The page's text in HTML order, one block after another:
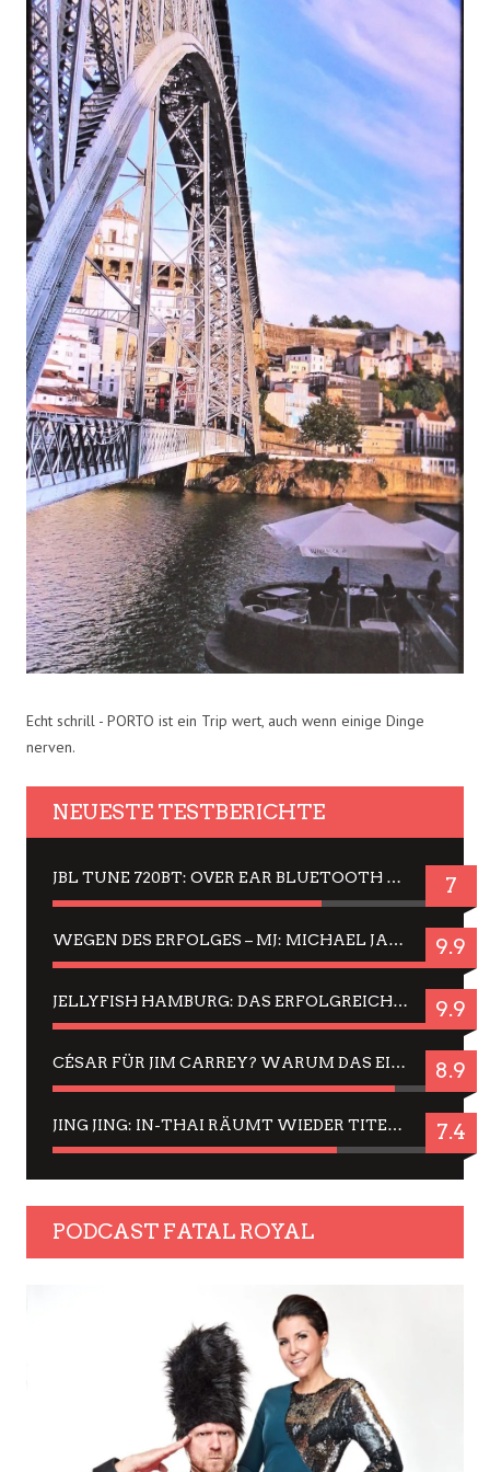
Echt schrill - PORTO ist ein Trip wert, auch wenn einige Dinge
nerven.
NEUESTE TESTBERICHTE
JBL TUNE 720BT: OVER EAR BLUETOOTH KOPFHÖRER UM DIE 50,-€ IM DAUER-TEST 7
WEGEN DES ERFOLGES – MJ: MICHAEL JACKSON MUSICAL IN EINER MATINEE SEHEN 9.9
JELLYFISH HAMBURG: DAS ERFOLGREICHE SOMMER-MENÜ 2025 IN GEFÜHLEN UND BILDERN 9.9
CÉSAR FÜR JIM CARREY? WARUM DAS EINER DER NERVIGSTEN ACTORS IST UND BLEIBT 8.9
JING JING: IN-THAI RÄUMT WIEDER TITEL AB – EIN ZWEI-STUNDEN-ERLEBNISBERICHT 7.4
PODCAST FATAL ROYAL